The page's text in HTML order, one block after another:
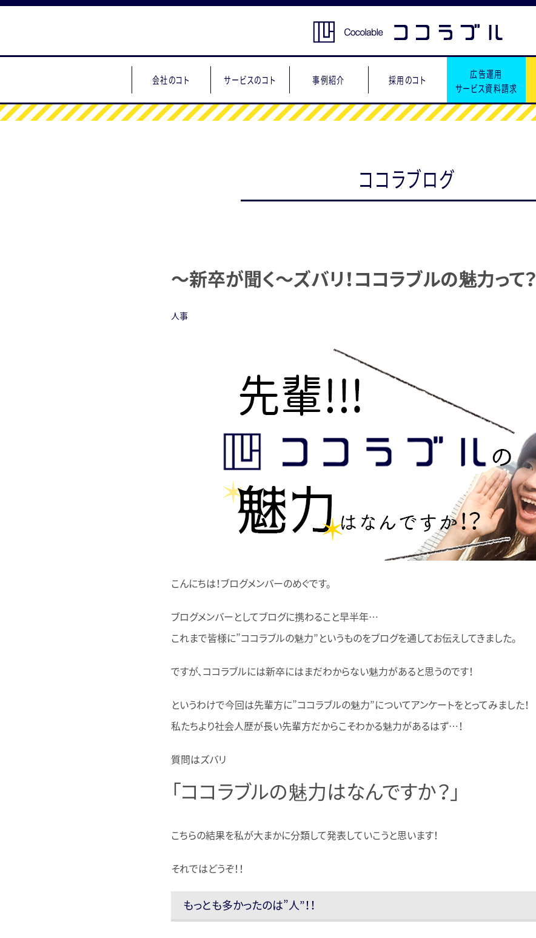
会社のコト サービスのコト 事例紹介 採用のコト
広告運用
サービス資料請求
ココラブログ
～新卒が聞く～ズバリ！ココラブルの魅力って？
人事
こんにちは！ブログメンバーのめぐです。
ブログメンバーとしてブログに携わること早半年…
これまで皆様に”ココラブルの魅力”というものをブログを通してお伝えしてきました。
ですが、ココラブルには新卒にはまだわからない魅力があると思うのです！
というわけで今回は先輩方に”ココラブルの魅力”についてアンケートをとってみました！
私たちより社会人歴が長い先輩方だからこそわかる魅力があるはず…！
質問はズバリ
「ココラブルの魅力はなんですか？」
こちらの結果を私が大まかに分類して発表していこうと思います！
それではどうぞ！！
もっとも多かったのは”人”！！